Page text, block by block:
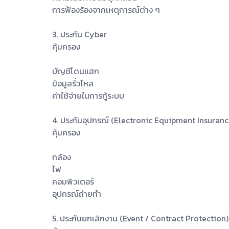
การฟ้องร้องจากเหตุการณ์ต่าง ๆ
3. ประกัน Cyber
คุ้มครอง
บัญชีโดนแฮก
ข้อมูลรั่วไหล
ค่าใช้จ่ายในการกู้ระบบ
4. ประกันอุปกรณ์ (Electronic Equipment
คุ้มครอง
กล้อง
ไฟ
คอมพิวเตอร์
อุปกรณ์ถ่ายทำ
5. ประกันยกเลิกงาน (Event / Contract Protection)